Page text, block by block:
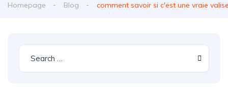
Homepage Blog comment savoir si c'est une vraie